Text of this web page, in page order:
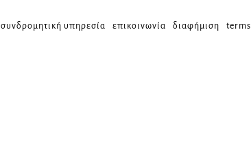
συνδρομητική υπηρεσία επικοινωνία διαφήμιση